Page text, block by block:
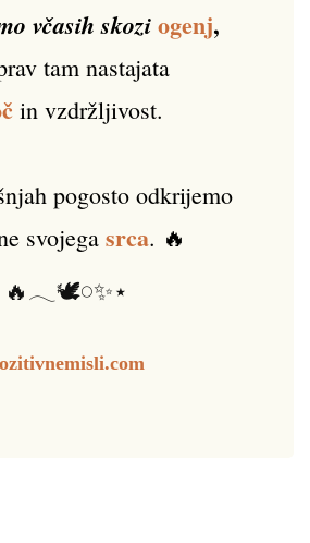
včasih skoziogenj,
tam nastajata
in vzdržljivost.
pogosto odkrijemo
svojega srca. 🔥
🔥𓂃🕊️𓏸✨⋆